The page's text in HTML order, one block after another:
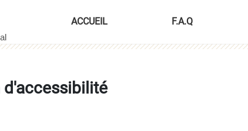
ACCUEIL F.A.Q
d'accessibilité